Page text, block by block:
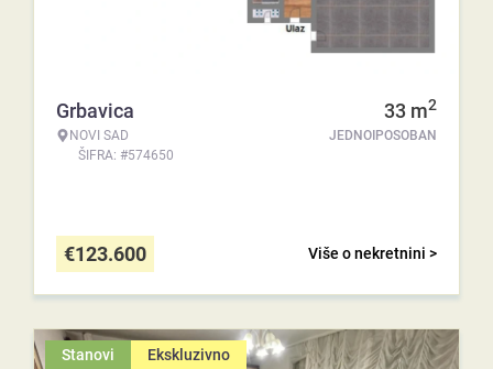
Grbavica
NOVI SAD
ŠIFRA: #574650
33 m2
JEDNOIPOSOBAN
Više o nekretnini >
€123.600
Stanovi Ekskluzivno